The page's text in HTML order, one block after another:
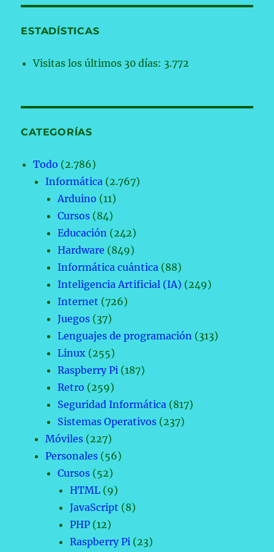
ESTADÍSTICAS
Visitas los últimos 30 días: 3.772
CATEGORÍAS
Todo (2.786)
Informática (2.767)
Arduino (11)
Cursos (84)
Educación (242)
Hardware (849)
Informática cuántica (88)
Inteligencia Artificial (IA) (249)
Internet (726)
Juegos (37)
Lenguajes de programación (313)
Linux (255)
Raspberry Pi (187)
Retro (259)
Seguridad Informática (817)
Sistemas Operativos (237)
Móviles (227)
Personales (56)
Cursos (52)
HTML (9)
JavaScript (8)
PHP (12)
Raspberry Pi (23)